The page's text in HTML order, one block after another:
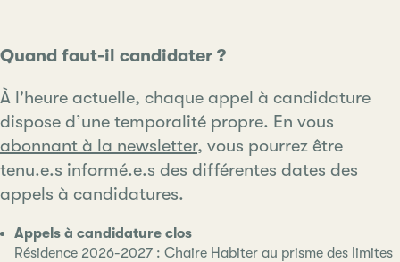
Quand faut-il candidater ?
À l'heure actuelle, chaque appel à candidature
dispose d’une temporalité propre. En vous
abonnant à la newsletter, vous pourrez être
tenu.e.s informé.e.s des différentes dates des
appels à candidatures.
Appels à candidature clos
Résidence 2026-2027 : Chaire Habiter au prisme des limites